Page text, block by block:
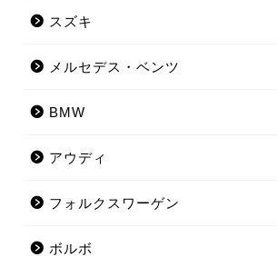
スズキ
メルセデス・ベンツ
BMW
アウディ
フォルクスワーゲン
ボルボ